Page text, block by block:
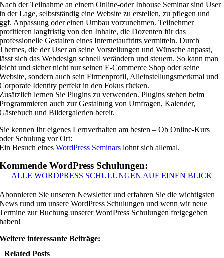
Nach der Teilnahme an einem Online-oder Inhouse Seminar sind User
in der Lage, selbstständig eine Website zu erstellen, zu pflegen und
ggf. Anpassung oder einen Umbau vorzunehmen. Teilnehmer
profitieren langfristig von den Inhalte, die Dozenten für das
professionelle Gestalten eines Internetauftritts vermitteln. Durch
Themes, die der User an seine Vorstellungen und Wünsche anpasst,
lässt sich das Webdesign schnell verändern und steuern. So kann man
leicht und sicher nicht nur seinen E-Commerce Shop oder seine
Website, sondern auch sein Firmenprofil, Alleinstellungsmerkmal und
Corporate Identity perfekt in den Fokus rücken.
Zusätzlich lernen Sie Plugins zu verwenden. Plugins stehen beim
Programmieren auch zur Gestaltung von Umfragen, Kalender,
Gästebuch und Bildergalerien bereit.
Sie kennen Ihr eigenes Lernverhalten am besten – Ob Online-Kurs
oder Schulung vor Ort:
Ein Besuch einesWordPress Seminars lohnt sich allemal.
Kommende WordPress Schulungen:
ALLE WORDPRESS SCHULUNGEN AUF EINEN BLICK
Abonnieren Sie unseren Newsletter und erfahren Sie die wichtigsten
News rund um unsere WordPress Schulungen und wenn wir neue
Termine zur Buchung unserer WordPress Schulungen freigegeben
haben!
Weitere interessante Beiträge:
Related Posts